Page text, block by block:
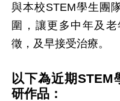
與本校STEM學生團
圍，讓更多中年及
徵，及早接受治療。
以下為近期STEM
研作品：